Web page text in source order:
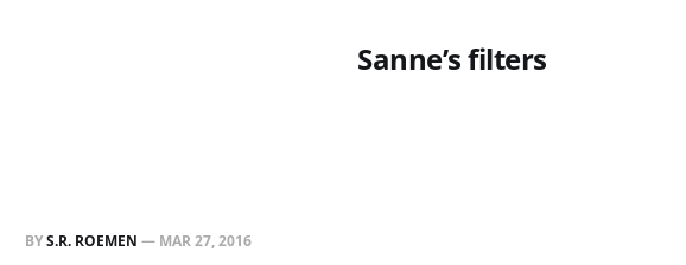
Sanne’s filters
BYS.R. ROEMEN — MAR 27, 2016